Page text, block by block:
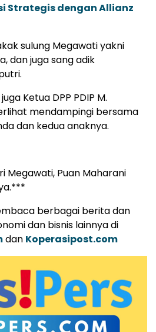
Strategis dengan Allianz
sulung Megawati yakni
dan juga sang adik
Ketua DPP PDIP M.
mendampingi bersama
dan kedua anaknya.
Megawati, Puan Maharani
berbagai berita dan
dan bisnis lainnya di
dan Koperasipost.com